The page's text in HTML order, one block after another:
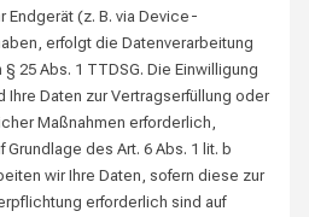
Endgerät (z. B. via Device-
erfolgt die Datenverarbeitung
25 Abs. 1 TTDSG. Die Einwilligung
Ihre Daten zur Vertragserfüllung oder
Maßnahmen erforderlich,
Grundlage des Art. 6 Abs. 1 lit. b
wir Ihre Daten, sofern diese zur
erforderlich sind auf